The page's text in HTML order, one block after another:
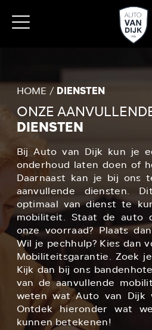
HOME DIENSTEN
ONZE
DIENSTEN
Bij Auto van Dijk kun je
onderhoud laten doen of
Daarnaast kan je bij ons
aanvullende diensten.
optimaal van dienst te
mobiliteit. Staat de auto
onze voorraad? Plaats
Wil je pechhulp? Kies dan
Mobiliteitsgarantie. Zoek
Kijk dan bij ons
van de aanvullende
weten wat Auto van Dijk
Ontdek hieronder wat
kunnen betekenen!